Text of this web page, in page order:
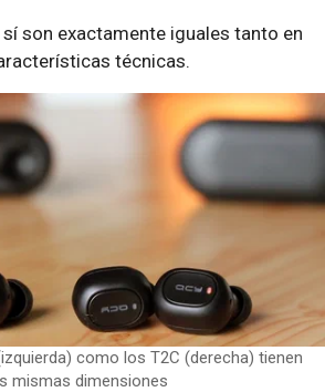
son exactamente iguales tanto en
técnicas.
como los T2C (derecha) tienen
mismas dimensiones